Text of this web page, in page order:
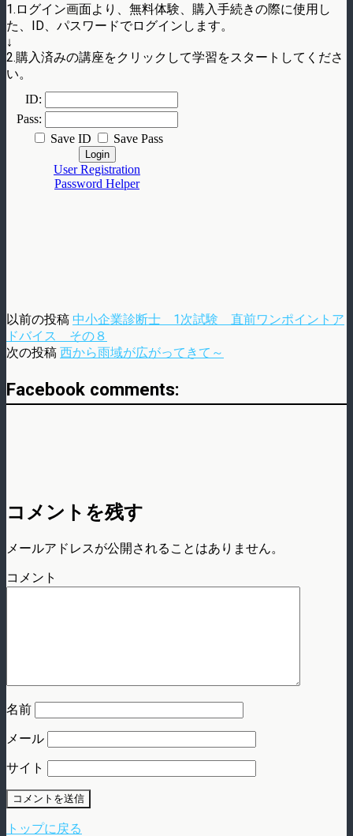
1.ログイン画面より、無料体験、購入手続きの際に使用し
た、ID、パスワードでログインします。
↓
2.購入済みの講座をクリックして学習をスタートしてくださ
い。
以前の投稿 中小企業診断士 1次試験 直前ワンポイントア
ドバイス その８
次の投稿 西から雨域が広がってきて～
Facebook comments:
コメントを残す
メールアドレスが公開されることはありません。
コメント
名前
メール
サイト
トップに戻る